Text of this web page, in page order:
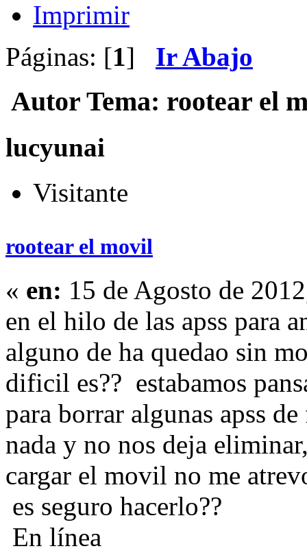
Imprimir
Páginas: [1] Ir Abajo
Autor Tema: rootear el
lucyunai
Visitante
rootear el movil
« en: 15 de Agosto de
en el hilo de las apss para
alguno de ha quedao sin
dificil es?? estabamos
para borrar algunas apss
nada y no nos deja
cargar el movil no me
es seguro hacerlo??
En línea